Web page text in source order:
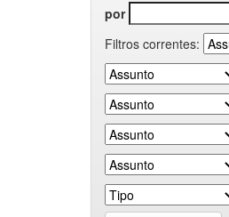
por
Filtros correntes: